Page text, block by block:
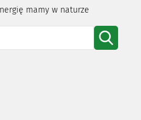
mamy w naturze